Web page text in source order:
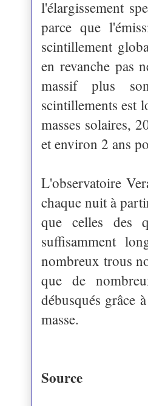
l'élargissement
parce que
scintillement
en revanche pas
massif plus
scintillements est
masses solaires,
et environ 2 ans
L'observatoire
chaque nuit à
que celles des
suffisamment
nombreux trous
que de
débusqués grâce
masse.
Source